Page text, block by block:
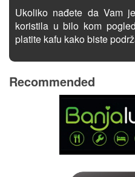
Ukoliko nađete da Vam
koristila u bilo kom
platite kafu kako biste
Recommended